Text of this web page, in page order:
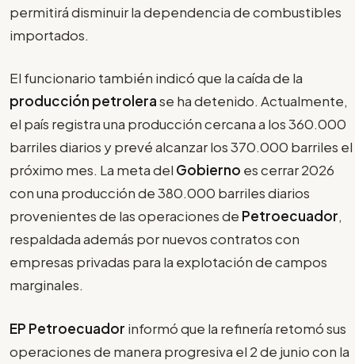
permitirá disminuir la dependencia de combustibles
importados.
El funcionario también indicó que la caída de la
producción petrolerase ha detenido. Actualmente,
el país registra una producción cercana a los 360.000
barriles diarios y prevé alcanzar los 370.000 barriles el
próximo mes. La meta del Gobierno es cerrar 2026
con una producción de 380.000 barriles diarios
provenientes de las operaciones de Petroecuador,
respaldada además por nuevos contratos con
empresas privadas para la explotación de campos
marginales.
EP Petroecuador informó que la refinería retomó sus
operaciones de manera progresiva el 2 de junio con la